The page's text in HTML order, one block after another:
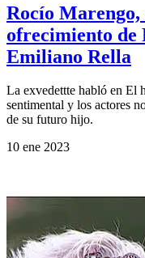
Rocío
ofrecimiento
Emiliano Rella
La exvedettte habló en El
sentimental y los actores
de su futuro hijo.
10 ene 2023